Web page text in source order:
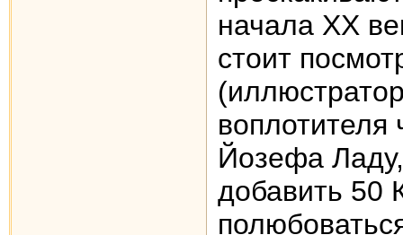
начала XX
стоит
воплотителя
Йозефа
добавить 50